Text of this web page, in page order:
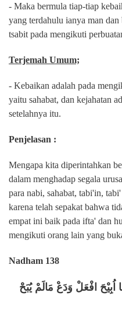
- Maka bermula tiap-tiap
yang terdahulu ianya man
tsabit pada mengikuti
Terjemah Umum;
- Kebaikan adalah pada
yaitu sahabat, dan kejahatan
setelahnya itu.
Penjelasan :
Mengapa kita diperintahkan
dalam menghadap segala
para nabi, sahabat, tabi'in,
karena telah sepakat bahwa
empat ini baik pada ifta' dan
mengikuti orang lain yang
Nadham 138
افْعَلْ وَدَعْ مَالَمْ يُبَحْ